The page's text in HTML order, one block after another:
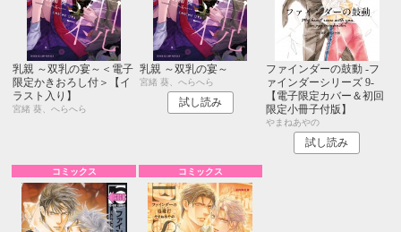
乳親 ～双乳の宴～＜電子
限定かきおろし付＞【イ
ラスト入り】
宮緒 葵、へらへら
乳親 ～双乳の宴～
宮緒 葵、へらへら
試し読み
ファインダーの鼓動 -フ
ァインダーシリーズ 9-
【電子限定カバー＆初回
限定小冊子付版】
やまねあやの
試し読み
コミックス コミックス